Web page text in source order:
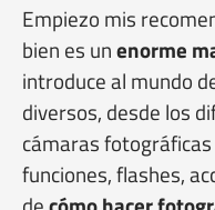
Empiezo mis
bien es unenorme
introduce al mundo
diversos, desde los
cámaras
funciones, flashes,